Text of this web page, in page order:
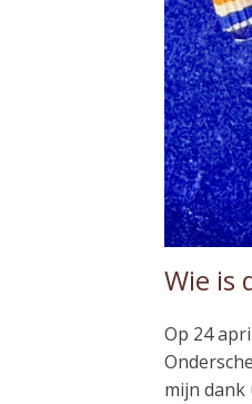
Wie is
Op 24
mijn